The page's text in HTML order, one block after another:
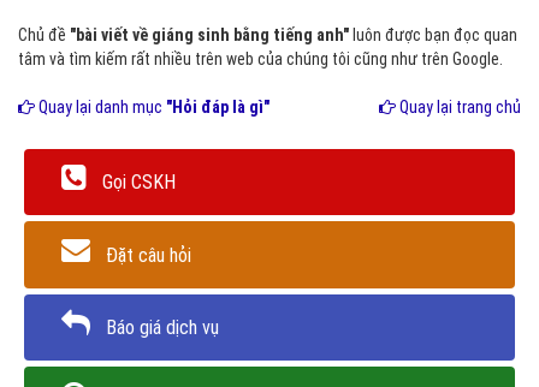
Chủ đề "bài viết về giáng sinh bằng tiếng anh" luôn được bạn đọc quan
tâm và tìm kiếm rất nhiều trên web của chúng tôi cũng như trên Google.
Quay lại danh mục "Hỏi đáp là gì" Quay lại trang chủ
Gọi CSKH
Đặt câu hỏi
Báo giá dịch vụ